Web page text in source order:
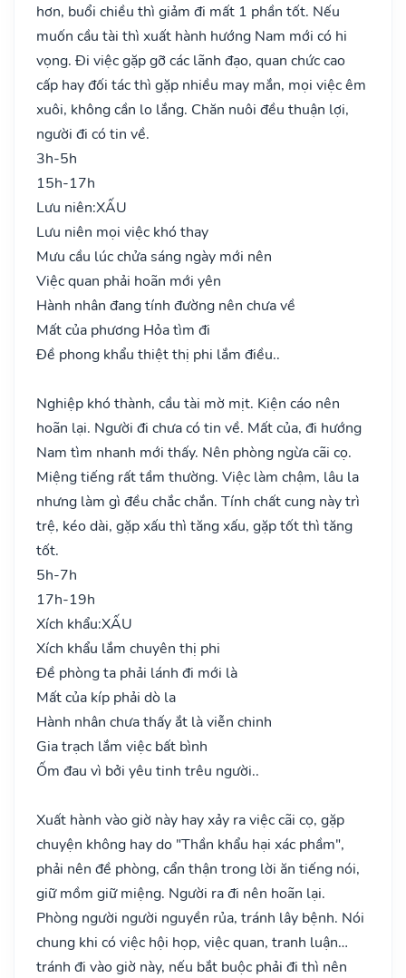
hơn, buổi chiều thì giảm đi mất 1 phần tốt. Nếu
muốn cầu tài thì xuất hành hướng Nam mới có hi
vọng. Đi việc gặp gỡ các lãnh đạo, quan chức cao
cấp hay đối tác thì gặp nhiều may mắn, mọi việc êm
xuôi, không cần lo lắng. Chăn nuôi đều thuận lợi,
người đi có tin về.
3h-5h
15h-17h
Lưu niên:XẤU
Lưu niên mọi việc khó thay
Mưu cầu lúc chửa sáng ngày mới nên
Việc quan phải hoãn mới yên
Hành nhân đang tính đường nên chưa về
Mất của phương Hỏa tìm đi
Đề phong khẩu thiệt thị phi lắm điều..
Nghiệp khó thành, cầu tài mờ mịt. Kiện cáo nên
hoãn lại. Người đi chưa có tin về. Mất của, đi hướng
Nam tìm nhanh mới thấy. Nên phòng ngừa cãi cọ.
Miệng tiếng rất tầm thường. Việc làm chậm, lâu la
nhưng làm gì đều chắc chắn. Tính chất cung này trì
trệ, kéo dài, gặp xấu thì tăng xấu, gặp tốt thì tăng
tốt.
5h-7h
17h-19h
Xích khẩu:XẤU
Xích khẩu lắm chuyên thị phi
Đề phòng ta phải lánh đi mới là
Mất của kíp phải dò la
Hành nhân chưa thấy ắt là viễn chinh
Gia trạch lắm việc bất bình
Ốm đau vì bởi yêu tinh trêu người..
Xuất hành vào giờ này hay xảy ra việc cãi cọ, gặp
chuyện không hay do "Thần khẩu hại xác phầm",
phải nên đề phòng, cẩn thận trong lời ăn tiếng nói,
giữ mồm giữ miệng. Người ra đi nên hoãn lại.
Phòng người người nguyền rủa, tránh lây bệnh. Nói
chung khi có việc hội họp, việc quan, tranh luận…
tránh đi vào giờ này, nếu bắt buộc phải đi thì nên